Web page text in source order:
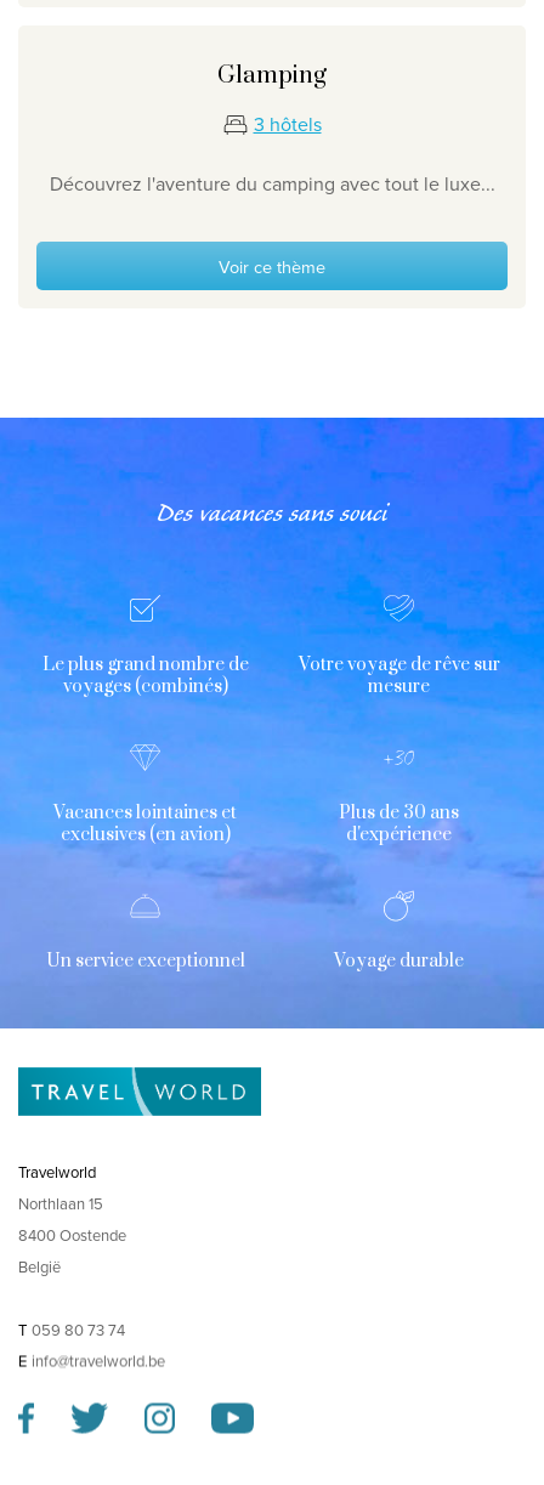
Glamping
3 hôtels
Découvrez l'aventure du camping avec tout le luxe...
Voir ce thème
Des vacances sans souci
Le plus grand nombre de
voyages (combinés)
Votre voyage de rêve sur
mesure
Vacances lointaines et
exclusives (en avion)
Plus de 30 ans
d'expérience
Un service exceptionnel Voyage durable
Travelworld
Northlaan 15
8400 Oostende
België
T 059 80 73 74
E info@travelworld.be